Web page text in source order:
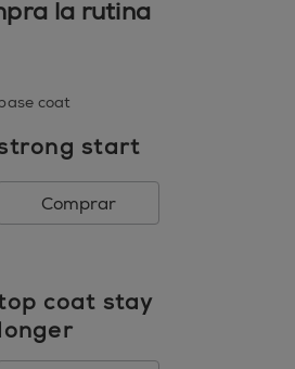
la rutina
coat
start
Comprar
coat stay